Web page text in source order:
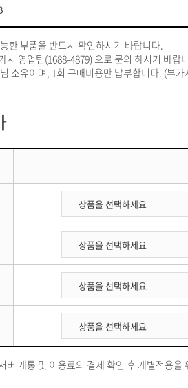
한 부품을 반드시 확인하시기 바랍니다.
시 영업팀(1688-4879) 으로 문의 하시기 바랍
소유이며, 1회 구매비용만 납부합니다. (부가
개통 및 이용료의 결제 확인 후 개별적용을